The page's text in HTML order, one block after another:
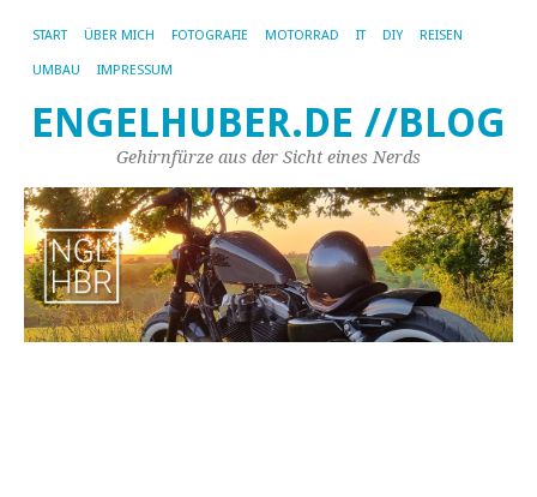
START ÜBER MICH FOTOGRAFIE MOTORRAD IT DIY REISEN
UMBAU IMPRESSUM
ENGELHUBER.DE //BLOG
Gehirnfürze aus der Sicht eines Nerds